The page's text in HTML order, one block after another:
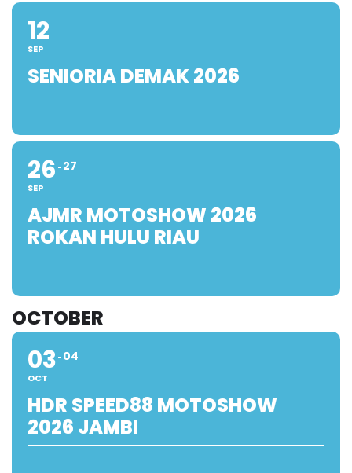
12
SEP
SENIORIA DEMAK 2026
26
SEP
27
AJMR MOTOSHOW 2026
ROKAN HULU RIAU
OCTOBER
03
OCT
04
HDR SPEED88 MOTOSHOW
2026 JAMBI